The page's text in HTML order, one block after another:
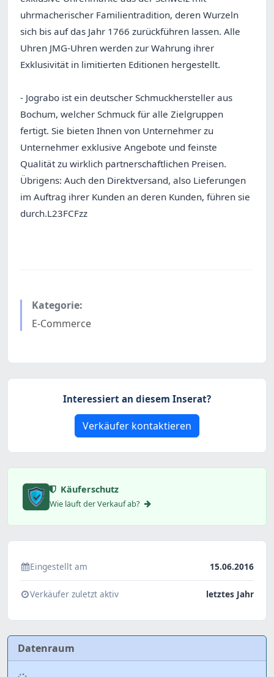
uhrmacherischer Familientradition, deren Wurzeln
sich bis auf das Jahr 1766 zurückführen lassen. Alle
Uhren JMG-Uhren werden zur Wahrung ihrer
Exklusivität in limitierten Editionen hergestellt.
- Jograbo ist ein deutscher Schmuckhersteller aus
Bochum, welcher Schmuck für alle Zielgruppen
fertigt. Sie bieten Ihnen von Unternehmer zu
Unternehmer exklusive Angebote und feinste
Qualität zu wirklich partnerschaftlichen Preisen.
Übrigens: Auch den Direktversand, also Lieferungen
im Auftrag ihrer Kunden an deren Kunden, führen sie
durch.L23FCFzz
Kategorie:
E-Commerce
Interessiert an diesem Inserat?
Verkäufer kontaktieren
Käuferschutz
Wie läuft der Verkauf ab?
Eingestellt am 15.06.2016
Verkäufer zuletzt aktiv letztes Jahr
Datenraum